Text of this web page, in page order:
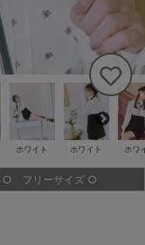
ホワイト ホワイト ホワ
○ フリーサイズ ○